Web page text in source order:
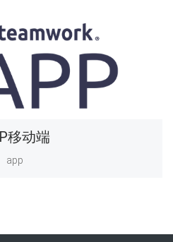
移动端
app